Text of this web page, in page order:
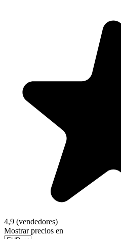
4,9 (vendedores)
Mostrar precios en